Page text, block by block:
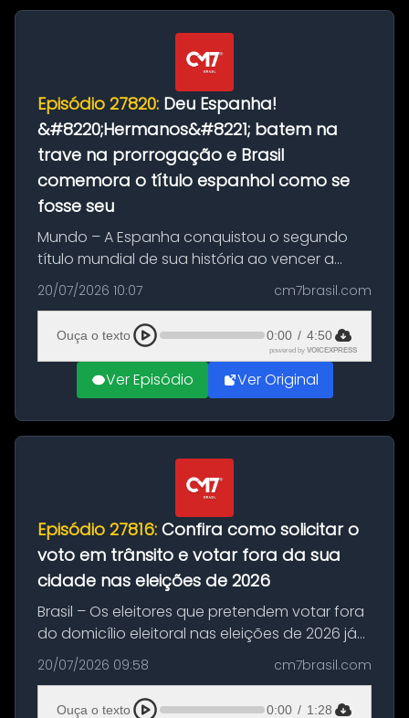
Episódio 27820: Deu Espanha!
&#8220;Hermanos&#8221; batem na
trave na prorrogação e Brasil
comemora o título espanhol como se
fosse seu
Mundo – A Espanha conquistou o segundo
título mundial de sua história ao vencer a
Argentina por 1 a 0, neste domingo (19), na
decisão da Copa do Mundo de 2026. Depois
de um duelo sem gols durante o te...
20/07/2026 10:07 cm7brasil.com
Ouça o texto 0:00 / 4:50
powered by VOICEXPRESS
Ver Episódio Ver Original
Episódio 27816: Confira como solicitar o
voto em trânsito e votar fora da sua
cidade nas eleições de 2026
Brasil – Os eleitores que pretendem votar fora
do domicílio eleitoral nas eleições de 2026 já
podem solicitar o voto em trânsito a partir
desta segunda-feira (20). O pedido pode ser
feito até 20 de ag...
20/07/2026 09:58 cm7brasil.com
Ouça o texto 0:00 / 1:28